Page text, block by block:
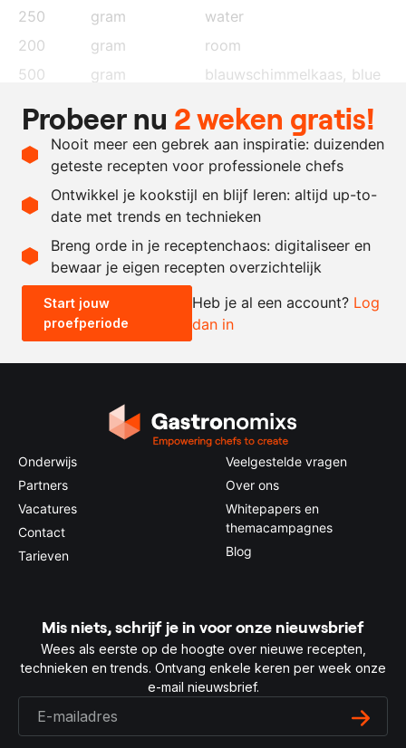
250 gram
water
200
gram
room
500
gram
blauwschimmelkaas, blue
gram
xanthaangom
4
gram
zout
Recept omrekenen
- +
0.5x 1x 2x
Probeer nu 2 weken gratis!
Nooit meer een gebrek aan inspiratie: duizenden
geteste recepten voor professionele chefs
Ontwikkel je kookstijl en blijf leren: altijd up-to-
date met trends en technieken
Breng orde in je receptenchaos: digitaliseer en
bewaar je eigen recepten overzichtelijk
Start jouw
proefperiode
Heb je al een account? Log
dan in
Onderwijs
Partners
Vacatures
Contact
Tarieven
Veelgestelde vragen
Over ons
Whitepapers en
themacampagnes
Blog
Mis niets, schrijf je in voor onze nieuwsbrief
Wees als eerste op de hoogte over nieuwe recepten,
technieken en trends. Ontvang enkele keren per week onze
e-mail nieuwsbrief.